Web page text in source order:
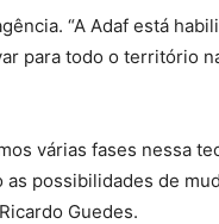
“A Adaf está
para todo o território
várias fases nessa
possibilidades de
Guedes.